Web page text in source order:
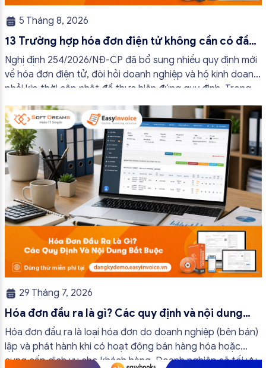
5 Tháng 8, 2026
13 Trường hợp hóa đơn điện tử không cần có đầy
đủ nội dung từ 01/7/2026
Nghị định 254/2026/NĐ-CP đã bổ sung nhiều quy định mới
về hóa đơn điện tử, đòi hỏi doanh nghiệp và hộ kinh doanh
phải kịp thời cập nhật để thực hiện đúng quy định. Trong
bài viết này, hóa đơn điện tử EasyInvoice sẽ chia sẻ 13
trường hợp hóa đơn điện tử không cần […]
29 Tháng 7, 2026
Hóa đơn đầu ra là gì? Các quy định và nội dung
bắt buộc mới nhất
Hóa đơn đầu ra là loại hóa đơn do doanh nghiệp (bên bán)
lập và phát hành khi có hoạt động bán hàng hóa hoặc
cung cấp dịch vụ cho khách hàng. Doanh nghiệp sẽ tối ưu